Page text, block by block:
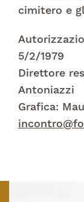
cimitero e
5/2/1979
Direttore
Antoniazzi
Grafica: